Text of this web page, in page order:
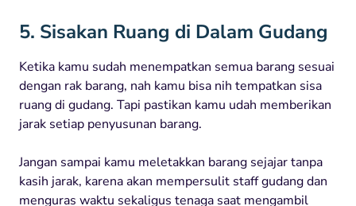
5. Sisakan Ruang di Dalam Gudang
Ketika kamu sudah menempatkan semua barang sesuai
dengan rak barang, nah kamu bisa nih tempatkan sisa
ruang di gudang. Tapi pastikan kamu udah memberikan
jarak setiap penyusunan barang.
Jangan sampai kamu meletakkan barang sejajar tanpa
kasih jarak, karena akan mempersulit staff gudang dan
menguras waktu sekaligus tenaga saat mengambil